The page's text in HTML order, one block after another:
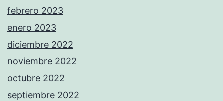
febrero 2023
enero 2023
diciembre 2022
noviembre 2022
octubre 2022
septiembre 2022